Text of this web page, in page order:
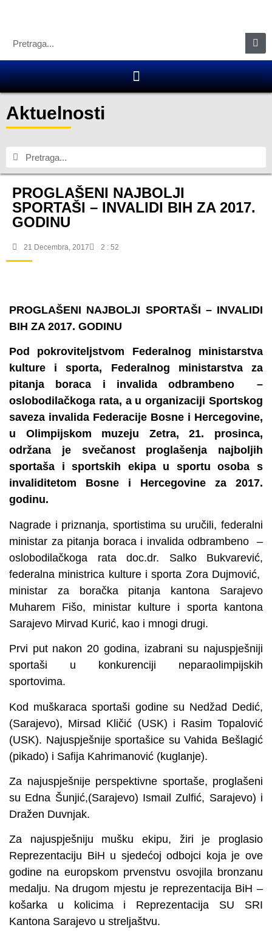
Aktuelnosti
PROGLAŠENI NAJBOLJI
SPORTAŠI – INVALIDI BIH ZA 2017.
GODINU
21 Decembra, 2017 2 : 52
PROGLAŠENI NAJBOLJI SPORTAŠI – INVALIDI
BIH ZA 2017. GODINU
Pod pokroviteljstvom Federalnog ministarstva
kulture i sporta, Federalnog ministarstva za
pitanja boraca i invalida odbrambeno –
oslobodilačkoga rata, a u organizaciji Sportskog
saveza invalida Federacije Bosne i Hercegovine,
u Olimpijskom muzeju Zetra, 21. prosinca,
održana je svečanost proglašenja najboljih
sportaša i sportskih ekipa u sportu osoba s
invaliditetom Bosne i Hercegovine za 2017.
godinu.
Nagrade i priznanja, sportistima su uručili, federalni
ministar za pitanja boraca i invalida odbrambeno –
oslobodilačkoga rata doc.dr. Salko Bukvarević,
federalna ministrica kulture i sporta Zora Dujmović,
ministar za boračka pitanja kantona Sarajevo
Muharem Fišo, ministar kulture i sporta kantona
Sarajevo Mirvad Kurić, kao i mnogi drugi.
Prvi put nakon 20 godina, izabrani su najuspješniji
sportaši u konkurenciji neparaolimpijskih
sportovima.
Kod muškaraca sportaši godine su Nedžad Dedić,
(Sarajevo), Mirsad Kličić (USK) i Rasim Topalović
(USK). Najuspješnije sportašice su Vahida Bešlagić
(pikado) i Safija Kahrimanović (kuglanje).
Za najuspješnije perspektivne sportaše, proglašeni
su Edna Šunjić,(Sarajevo) Ismail Zulfić, Sarajevo) i
Dražen Duvnjak.
Za najuspješniju mušku ekipu, žiri je proglasio
Reprezentaciju BiH u sjedećoj odbojci koja je ove
godine na europskom prvenstvu osvojila bronzanu
medalju. Na drugom mjestu je reprezentacija BiH –
košarka u kolicima i Reprezentacija SU SRI
Kantona Sarajevo u streljaštvu.